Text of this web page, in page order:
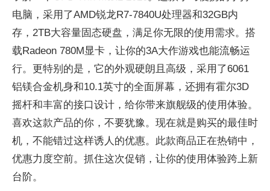
电脑，采用了AMD锐龙R7-7840U处理器和32GB内
存，2TB大容量固态硬盘，满足你无限的使用需求。搭
载Radeon 780M显卡，让你的3A大作游戏也能流畅运
行。更特别的是，它的外观硬朗且高级，采用了6061
铝镁合金机身和10.1英寸的全面屏幕，还拥有霍尔3D
摇杆和丰富的接口设计，给你带来旗舰级的使用体验。
喜欢这款产品的你，不要犹豫。现在就是购买的最佳时
机，不能错过这样诱人的优惠。此款商品正在热销中，
优惠力度空前。抓住这次促销，让你的使用体验跨上新
台阶。